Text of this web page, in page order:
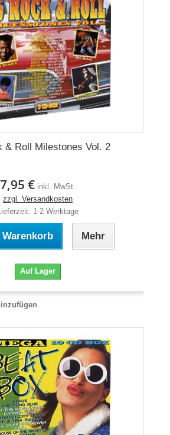
& Roll Milestones Vol. 2
7,95 € inkl. MwSt.
zzgl. Versandkosten
1-2 Werktage
Warenkorb Mehr
Auf Lager